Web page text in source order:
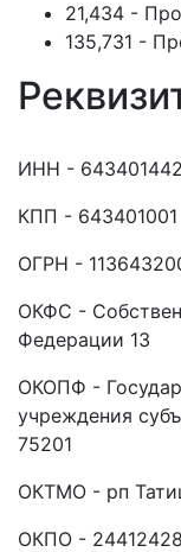
21,434 -
135,731 -
ИНН -
КПП - 643401001
ОГРН -
ОКФС -
Федерации 13
ОКОПФ -
учреждения
75201
ОКТМО - рп
ОКПО - 24412428